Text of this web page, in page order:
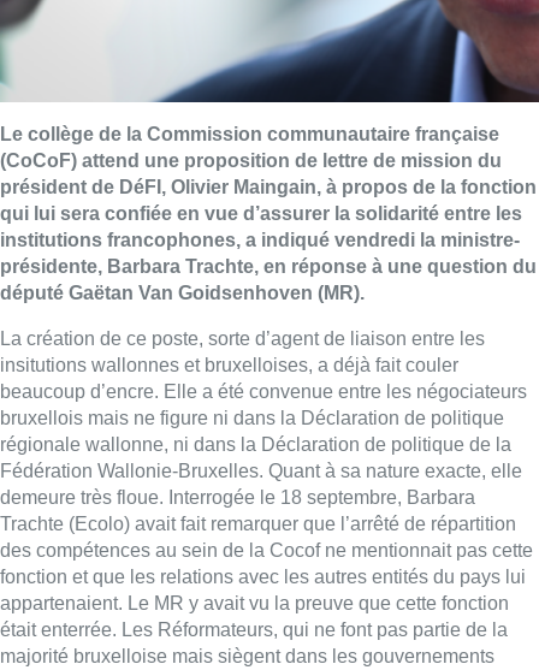
Le collège de la Commission communautaire française
(CoCoF) attend une proposition de lettre de mission du
président de DéFI, Olivier Maingain, à propos de la fonction
qui lui sera confiée en vue d’assurer la solidarité entre les
institutions francophones, a indiqué vendredi la ministre-
présidente, Barbara Trachte, en réponse à une question du
député Gaëtan Van Goidsenhoven (MR).
La création de ce poste, sorte d’agent de liaison entre les
insitutions wallonnes et bruxelloises, a déjà fait couler
beaucoup d’encre. Elle a été convenue entre les négociateurs
bruxellois mais ne figure ni dans la Déclaration de politique
régionale wallonne, ni dans la Déclaration de politique de la
Fédération Wallonie-Bruxelles. Quant à sa nature exacte, elle
demeure très floue. Interrogée le 18 septembre, Barbara
Trachte (Ecolo) avait fait remarquer que l’arrêté de répartition
des compétences au sein de la Cocof ne mentionnait pas cette
fonction et que les relations avec les autres entités du pays lui
appartenaient. Le MR y avait vu la preuve que cette fonction
était enterrée. Les Réformateurs, qui ne font pas partie de la
majorité bruxelloise mais siègent dans les gouvernements